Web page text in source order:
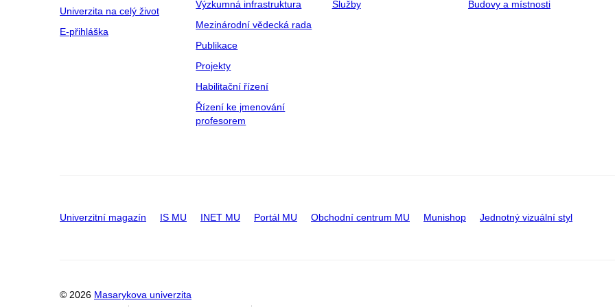
Univerzita na celý život
E-přihláška
Výzkumná infrastruktura
Mezinárodní vědecká rada
Publikace
Projekty
Habilitační řízení
Řízení ke jmenování
profesorem
Služby
Budovy a místnosti
Univerzitní magazín IS MU INET MU Portál MU Obchodní centrum MU Munishop Jednotný vizuální styl
© 2026 Masarykova univerzita